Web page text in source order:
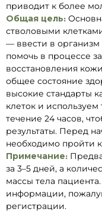
приводит к более
Общая цель:
стволовыми
— ввести в организм
помочь в процессе
восстановления
общее состояние
высокие стандарты
клеток и используем
течение 24 часов,
результаты. Перед
необходимо пройти
Примечание:
за 3–5 дней, а
массы тела
информации,
регистрации.